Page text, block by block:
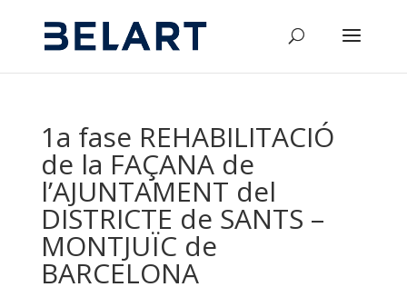
1a fase REHABILITACIÓ
de la FAÇANA de
l’AJUNTAMENT del
DISTRICTE de SANTS –
MONTJUÏC de
BARCELONA